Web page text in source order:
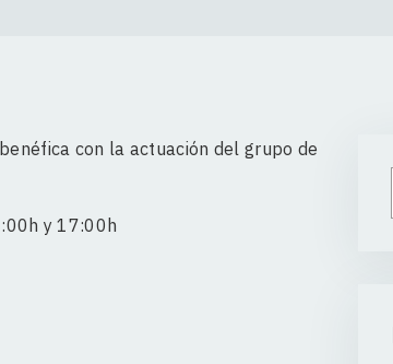
con la actuación del grupo de
y 17:00h